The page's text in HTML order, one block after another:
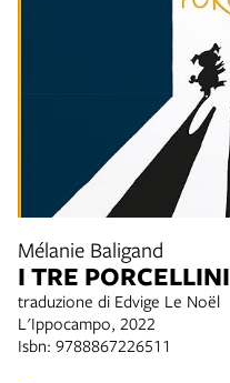
Mélanie Baligand
I TRE PORCELLINI
traduzione di Edvige Le Noël
L'Ippocampo, 2022
Isbn: 9788867226511